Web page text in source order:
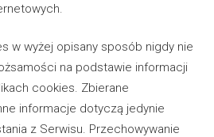
w wyżej opisany sposób nigdy nie
na podstawie informacji
cookies. Zbierane
informacje dotyczą jedynie
z Serwisu. Przechowywanie